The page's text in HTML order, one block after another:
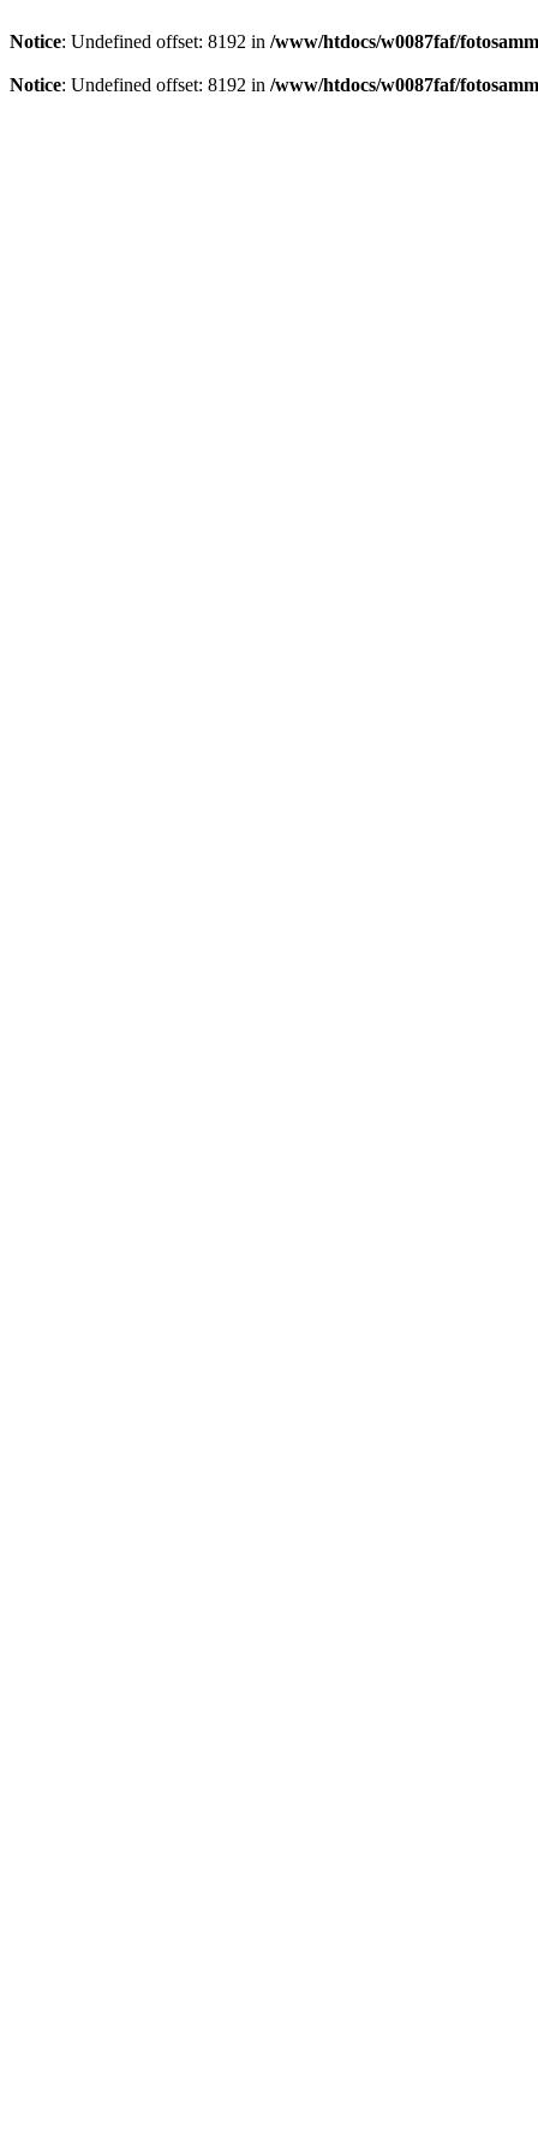
Notice: Undefined offset: 8192 in /www/htdocs/w0087faf/
Notice: Undefined offset: 8192 in /www/htdocs/w0087faf/